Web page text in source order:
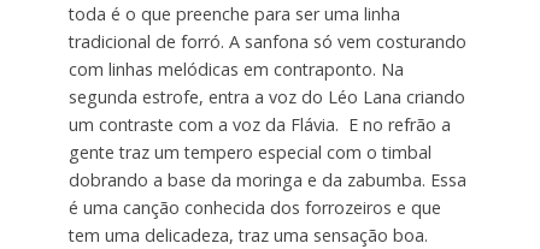
toda é o que preenche para ser uma linha
tradicional de forró. A sanfona só vem costurando
com linhas melódicas em contraponto. Na
segunda estrofe, entra a voz do Léo Lana criando
um contraste com a voz da Flávia. E no refrão a
gente traz um tempero especial com o timbal
dobrando a base da moringa e da zabumba. Essa
é uma canção conhecida dos forrozeiros e que
tem uma delicadeza, traz uma sensação boa.